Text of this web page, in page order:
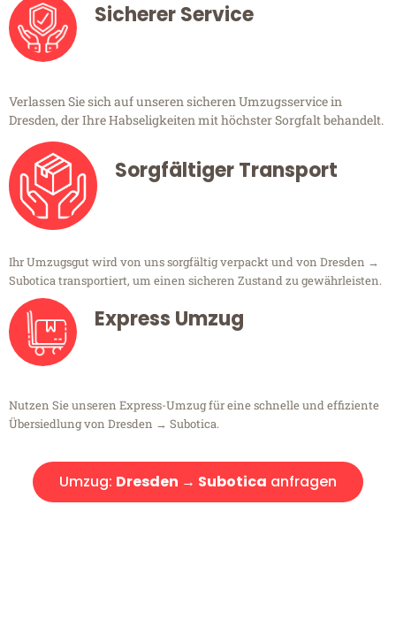
Sicherer Service
Verlassen Sie sich auf unseren sicheren Umzugsservice in
Dresden, der Ihre Habseligkeiten mit höchster Sorgfalt behandelt.
Sorgfältiger Transport
Ihr Umzugsgut wird von uns sorgfältig verpackt und von Dresden →
Subotica transportiert, um einen sicheren Zustand zu gewährleisten.
Express Umzug
Nutzen Sie unseren Express-Umzug für eine schnelle und effiziente
Übersiedlung von Dresden → Subotica.
Umzug: Dresden → Subotica anfragen